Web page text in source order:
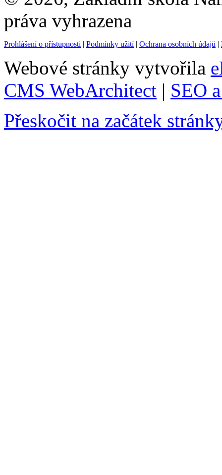
práva vyhrazena
Prohlášení o přístupnosti | Podmínky užití| Ochrana osobních údajů |
Webové stránky vytvořila
CMS WebArchitect | SEO
Přeskočit na začátek